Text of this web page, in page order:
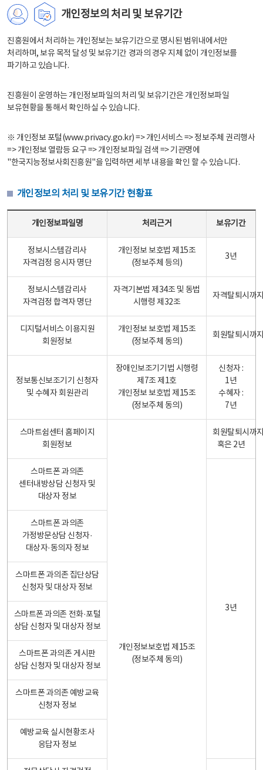
개인정보의 처리 및 보유기간
진흥원에서 처리하는 개인정보는 보유기간으로 명시된 범위내에서만
처리하며, 보유 목적 달성 및 보유기간 경과의 경우 지체 없이 개인정보를
파기하고 있습니다.
진흥원이 운영하는 개인정보파일의 처리 및 보유기간은 개인정보파일
보유현황을 통해서 확인하실 수 있습니다.
※ 개인정보 포털(www.privacy.go.kr) => 개인서비스 => 정보주체 권리행사
=> 개인정보 열람등 요구 => 개인정보파일 검색 => 기관명에
"한국지능정보사회진흥원"을 입력하면 세부 내용을 확인 할 수 있습니다.
개인정보의 처리 및 보유기간 현황표
개인정보파일명 처리근거 보유기간
정보시스템감리사
자격검정 응시자 명단
개인정보 보호법 제15조
(정보주체 등의)
3년
정보시스템감리사
자격검정 합격자 명단
자격기본법 제34조 및 동법
시행령 제32조
자격탈퇴시까
디지털서비스 이용지원
회원정보
개인정보 보호법 제15조
(정보주체 동의)
회원탈퇴시까
정보통신보조기기 신청자
및 수혜자 회원관리
장애인보조기기법 시행령
제7조 제1호
개인정보 보호법 제15조
(정보주체 동의)
신청자 :
1년
수혜자 :
7년
스마트쉼센터 홈페이지
회원정보
개인정보보호법 제15조
(정보주체 동의)
회원탈퇴시까
혹은 2년
스마트폰 과의존
센터내방상담 신청자 및
대상자 정보
3년
스마트폰 과의존
가정방문상담 신청자·
대상자·동의자 정보
스마트폰 과의존 집단상담
신청자 및 대상자 정보
스마트폰 과의존 전화·포털
상담 신청자 및 대상자 정보
스마트폰 과의존 게시판
상담 신청자 및 대상자 정보
스마트폰 과의존 예방교육
신청자 정보
예방교육 실시현황조사
응답자 정보